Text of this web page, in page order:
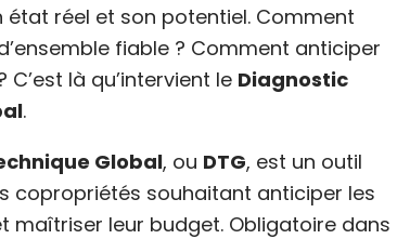
réel et son potentiel. Comment
fiable ? Comment anticiper
C’est là qu’intervient le Diagnostic
.
Global, ou DTG, est un outil
copropriétés souhaitant anticiper les
maîtriser leur budget. Obligatoire dans